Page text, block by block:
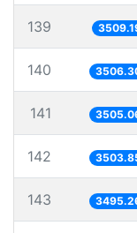
139
140
141
142
143